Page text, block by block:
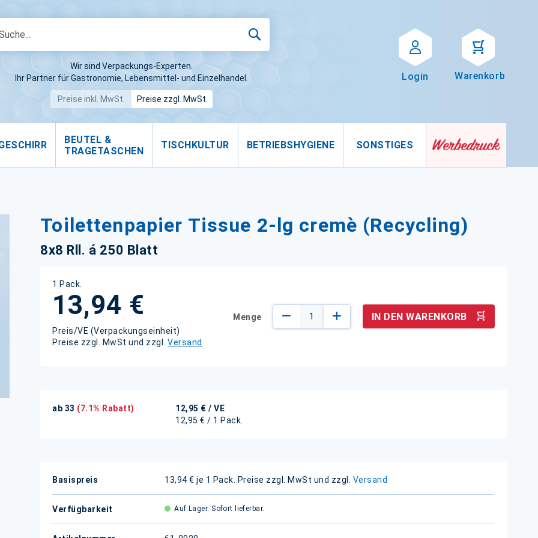
Wir sind Verpackungs-Experten.
Ihr Partner für Gastronomie, Lebensmittel- und Einzelhandel.
Preise inkl. MwSt. Preise zzgl. MwSt.
Login Warenkorb
BEUTEL &
TRAGETASCHEN
TISCHKULTUR BETRIEBSHYGIENE SONSTIGES
Toilettenpapier Tissue 2-lg cremè (Recycling)
8x8 Rll. á 250 Blatt
1 Pack.
13,94 €
Preis/VE (Verpackungseinheit)
Preise zzgl. MwSt und zzgl.Versand
Menge IN DEN WARENKORB
ab 33 (7.1% Rabatt) 12,95 € / VE
12,95 € / 1 Pack.
Weitere
Basispreis 13,94 € je 1 Pack. Preise zzgl. MwSt und zzgl. Versand
Verfügbarkeit Auf Lager. Sofort lieferbar.